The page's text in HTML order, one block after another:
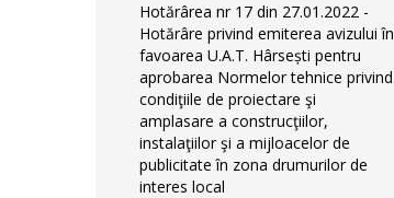
Hotărârea nr 17 din 27.01.2022 -
Hotărâre privind emiterea avizului în
favoarea U.A.T. Hârsești pentru
aprobarea Normelor tehnice privind
condiţiile de proiectare şi
amplasare a construcţiilor,
instalaţiilor şi a mijloacelor de
publicitate în zona drumurilor de
interes local